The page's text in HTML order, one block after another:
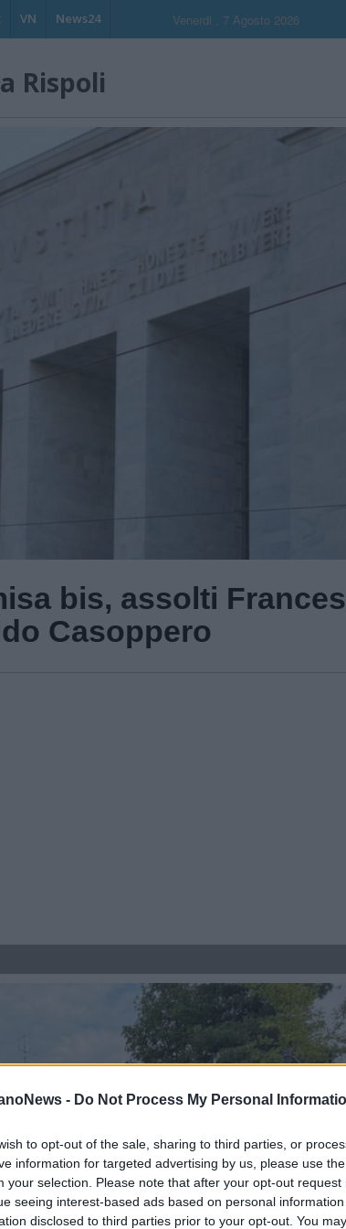
- Do Not Process My Personal
to opt-out of the sale, sharing to third parties, or
information for targeted advertising by us, please use
your selection. Please note that after your opt-out
seeing interest-based ads based on personal
disclosed to third parties prior to your opt-out. You
VN News24 Venerdi , 7 Agosto 2026
Rispoli
bis, assolti
Casoppero
Gli